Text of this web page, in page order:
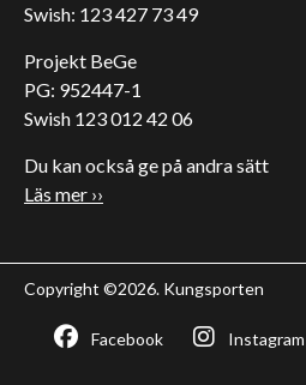
Swish: 123 427 73 49
Projekt BeGe
PG: 952447-1
Swish 123 012 42 06
Du kan också ge på andra sätt
Läs mer ››
Copyright ©2026. Kungsporten
Facebook Instagram